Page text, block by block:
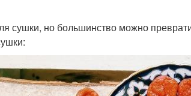
сушки, но большинство можно